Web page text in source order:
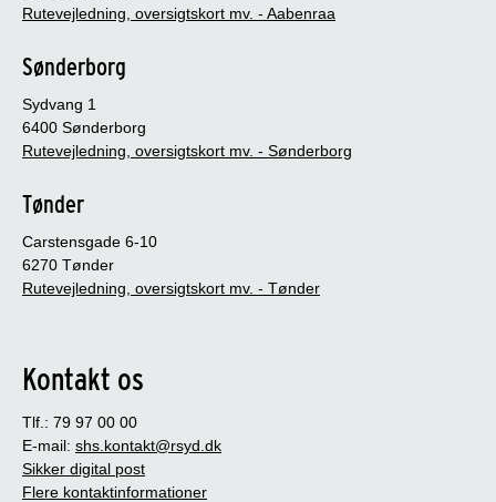
Rutevejledning, oversigtskort mv. - Aabenraa
Sønderborg
Sydvang 1
6400 Sønderborg
Rutevejledning, oversigtskort mv. - Sønderborg
Tønder
Carstensgade 6-10
6270 Tønder
Rutevejledning, oversigtskort mv. - Tønder
Kontakt os
Tlf.: 79 97 00 00
E-mail: shs.kontakt@rsyd.dk
Sikker digital post
Flere kontaktinformationer